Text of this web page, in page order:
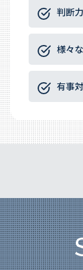
判断
様々
有事